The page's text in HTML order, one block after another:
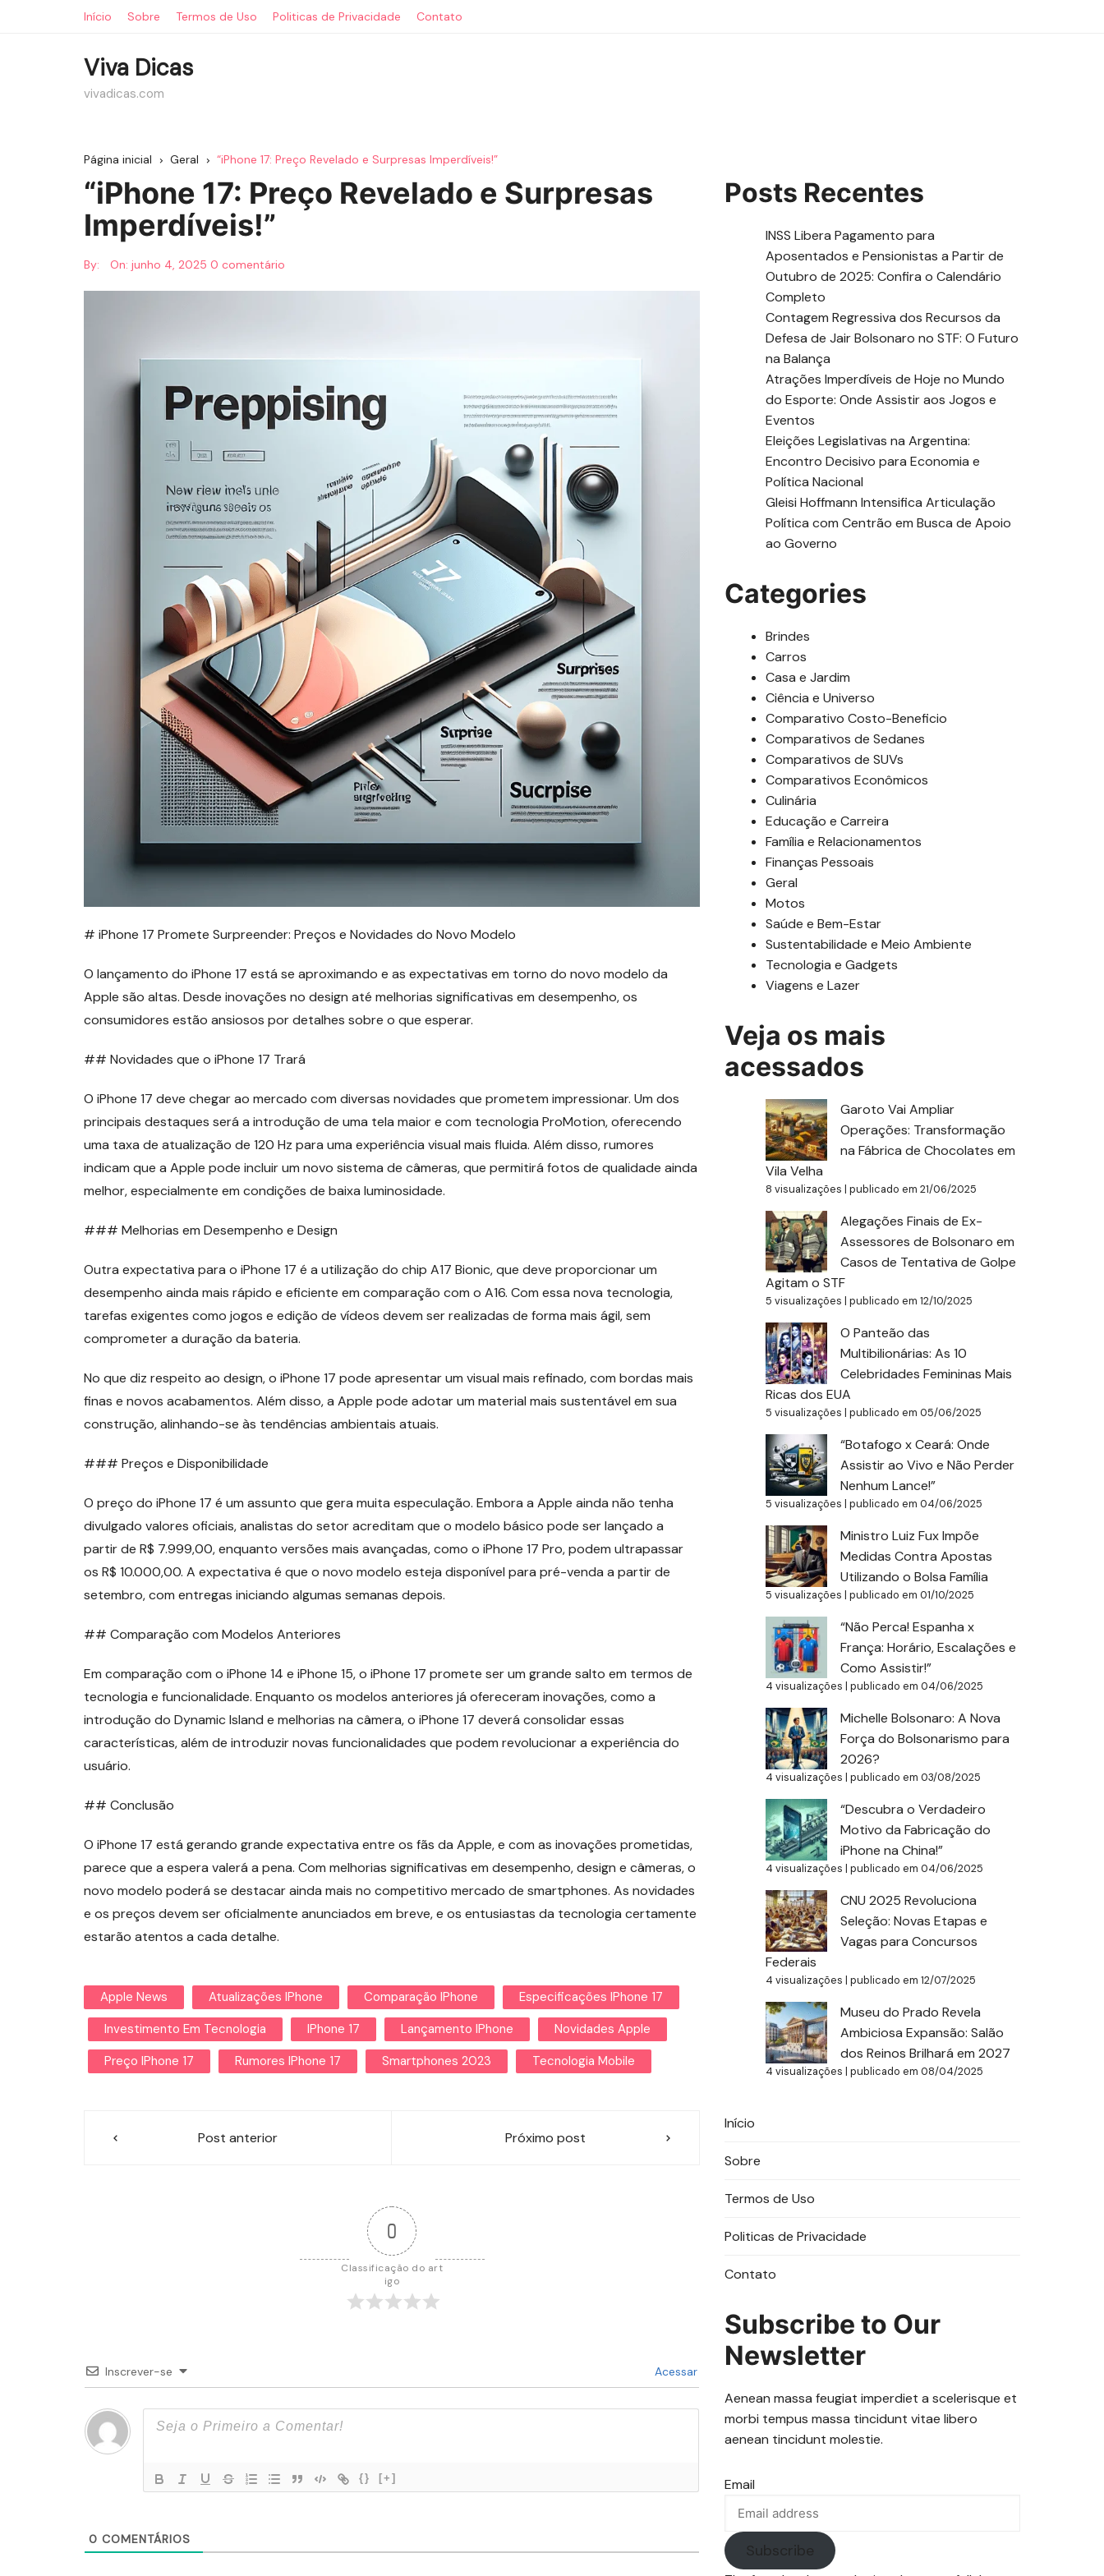
Início Sobre Termos de Uso Politicas de Privacidade Contato
Viva Dicas
vivadicas.com
Página inicial Geral “iPhone 17: Preço Revelado e Surpresas Imperdíveis!”
“iPhone 17: Preço Revelado e Surpresas
Imperdíveis!”
By: On: junho 4, 2025 0 comentário
# iPhone 17 Promete Surpreender: Preços e Novidades do Novo Modelo
O lançamento do iPhone 17 está se aproximando e as expectativas em torno do novo modelo da
Apple são altas. Desde inovações no design até melhorias significativas em desempenho, os
consumidores estão ansiosos por detalhes sobre o que esperar.
## Novidades que o iPhone 17 Trará
O iPhone 17 deve chegar ao mercado com diversas novidades que prometem impressionar. Um dos
principais destaques será a introdução de uma tela maior e com tecnologia ProMotion, oferecendo
uma taxa de atualização de 120 Hz para uma experiência visual mais fluida. Além disso, rumores
indicam que a Apple pode incluir um novo sistema de câmeras, que permitirá fotos de qualidade ainda
melhor, especialmente em condições de baixa luminosidade.
### Melhorias em Desempenho e Design
Outra expectativa para o iPhone 17 é a utilização do chip A17 Bionic, que deve proporcionar um
desempenho ainda mais rápido e eficiente em comparação com o A16. Com essa nova tecnologia,
tarefas exigentes como jogos e edição de vídeos devem ser realizadas de forma mais ágil, sem
comprometer a duração da bateria.
No que diz respeito ao design, o iPhone 17 pode apresentar um visual mais refinado, com bordas mais
finas e novos acabamentos. Além disso, a Apple pode adotar um material mais sustentável em sua
construção, alinhando-se às tendências ambientais atuais.
### Preços e Disponibilidade
O preço do iPhone 17 é um assunto que gera muita especulação. Embora a Apple ainda não tenha
divulgado valores oficiais, analistas do setor acreditam que o modelo básico pode ser lançado a
partir de R$ 7.999,00, enquanto versões mais avançadas, como o iPhone 17 Pro, podem ultrapassar
os R$ 10.000,00. A expectativa é que o novo modelo esteja disponível para pré-venda a partir de
setembro, com entregas iniciando algumas semanas depois.
## Comparação com Modelos Anteriores
Em comparação com o iPhone 14 e iPhone 15, o iPhone 17 promete ser um grande salto em termos de
tecnologia e funcionalidade. Enquanto os modelos anteriores já ofereceram inovações, como a
introdução do Dynamic Island e melhorias na câmera, o iPhone 17 deverá consolidar essas
características, além de introduzir novas funcionalidades que podem revolucionar a experiência do
usuário.
## Conclusão
O iPhone 17 está gerando grande expectativa entre os fãs da Apple, e com as inovações prometidas,
parece que a espera valerá a pena. Com melhorias significativas em desempenho, design e câmeras, o
novo modelo poderá se destacar ainda mais no competitivo mercado de smartphones. As novidades
e os preços devem ser oficialmente anunciados em breve, e os entusiastas da tecnologia certamente
estarão atentos a cada detalhe.
Apple News Atualizações IPhone Comparação IPhone
Especificações IPhone 17
Investimento Em Tecnologia
IPhone 17 Lançamento IPhone
Novidades Apple
Preço IPhone 17
Rumores IPhone 17 Smartphones 2023 Tecnologia Mobile
NavegaçãoPost anterior Próximo post
0
Classificação do art
igo
Inscrever-se Acessar
{} [+]
0 COMENTÁRIOS
Posts Recentes
INSS Libera Pagamento para
Aposentados e Pensionistas a Partir de
Outubro de 2025: Confira o Calendário
Completo
Contagem Regressiva dos Recursos da
Defesa de Jair Bolsonaro no STF: O Futuro
na Balança
Atrações Imperdíveis de Hoje no Mundo
do Esporte: Onde Assistir aos Jogos e
Eventos
Eleições Legislativas na Argentina:
Encontro Decisivo para Economia e
Política Nacional
Gleisi Hoffmann Intensifica Articulação
Política com Centrão em Busca de Apoio
ao Governo
Categories
Brindes
Carros
Casa e Jardim
Ciência e Universo
Comparativo Costo-Beneficio
Comparativos de Sedanes
Comparativos de SUVs
Comparativos Econômicos
Culinária
Educação e Carreira
Família e Relacionamentos
Finanças Pessoais
Geral
Motos
Saúde e Bem-Estar
Sustentabilidade e Meio Ambiente
Tecnologia e Gadgets
Viagens e Lazer
Veja os mais
acessados
Garoto Vai Ampliar
Operações: Transformação
na Fábrica de Chocolates em
Vila Velha
8 visualizações | publicado em 21/06/2025
Alegações Finais de Ex-
Assessores de Bolsonaro em
Casos de Tentativa de Golpe
Agitam o STF
5 visualizações | publicado em 12/10/2025
O Panteão das
Multibilionárias: As 10
Celebridades Femininas Mais
Ricas dos EUA
5 visualizações | publicado em 05/06/2025
“Botafogo x Ceará: Onde
Assistir ao Vivo e Não Perder
Nenhum Lance!”
5 visualizações | publicado em 04/06/2025
Ministro Luiz Fux Impõe
Medidas Contra Apostas
Utilizando o Bolsa Família
5 visualizações | publicado em 01/10/2025
“Não Perca! Espanha x
França: Horário, Escalações e
Como Assistir!”
4 visualizações | publicado em 04/06/2025
Michelle Bolsonaro: A Nova
Força do Bolsonarismo para
2026?
4 visualizações | publicado em 03/08/2025
“Descubra o Verdadeiro
Motivo da Fabricação do
iPhone na China!”
4 visualizações | publicado em 04/06/2025
CNU 2025 Revoluciona
Seleção: Novas Etapas e
Vagas para Concursos
Federais
4 visualizações | publicado em 12/07/2025
Museu do Prado Revela
Ambiciosa Expansão: Salão
dos Reinos Brilhará em 2027
4 visualizações | publicado em 08/04/2025
Início
Sobre
Termos de Uso
Politicas de Privacidade
Contato
Subscribe to Our
Newsletter
Aenean massa feugiat imperdiet a scelerisque et
morbi tempus massa tincidunt vitae libero
aenean tincidunt molestie.
Email
Subscribe